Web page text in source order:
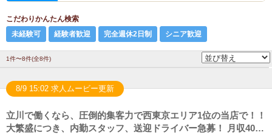
こだわりかんたん検索
未経験可
経験者歓迎 完全週休2日制 シニア歓迎
1件〜8件(全8件)
8/9 15:02 求人ムービー更新
立川で働くなら、圧倒的集客力で西東京エリア1位の当店で！！
大繁盛につき、内勤スタッフ、送迎ドライバー急募！ 月収40万